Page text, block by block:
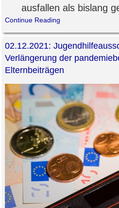
ausfallen als bislang
Continue Reading
02.12.2021:
Verlängerung der
Elternbeiträgen